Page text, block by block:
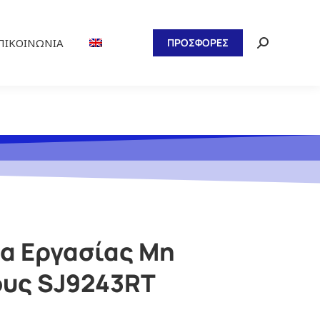
ΠΡΟΣΦΟΡΕΣ
Εργασίας Μη
SJ9243RT